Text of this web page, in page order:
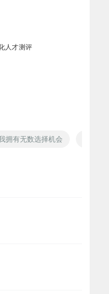
人才测评
拥有无数选择机会